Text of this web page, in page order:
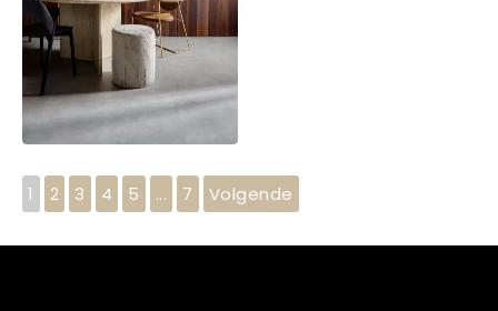
1 2 3 4 5 ... 7 Volgende